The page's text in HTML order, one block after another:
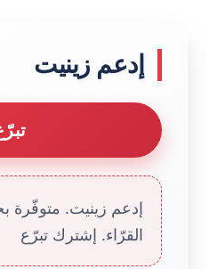
إدعم زينيت
إدعم زينيت. متوفّرة
القرّاء. إشترك تبرّع